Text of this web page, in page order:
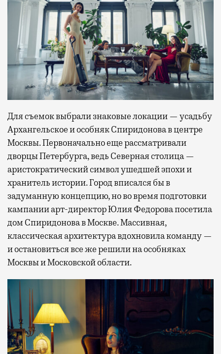
Для съемок выбрали знаковые локации — усадьбу
Архангельское и особняк Спиридонова в центре
Москвы. Первоначально еще рассматривали
дворцы Петербурга, ведь Северная столица —
аристократический символ ушедшей эпохи и
хранитель истории. Город вписался бы в
задуманную концепцию, но во время подготовки
кампании арт-директор Юлия Федорова посетила
дом Спиридонова в Москве. Массивная,
классическая архитектура вдохновила команду —
и остановиться все же решили на особняках
Москвы и Московской области.